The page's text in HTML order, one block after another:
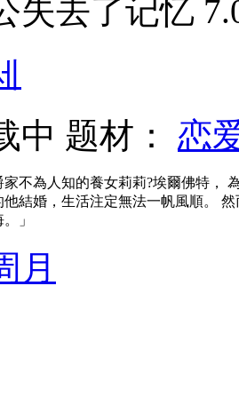
失去了记忆
中 题材： 恋
不為人知的養女莉莉?埃爾佛特，
他結婚，生活注定無法一帆風順。
」
月